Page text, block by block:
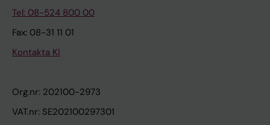
Tel: 08-524 800 00
Fax: 08-31 11 01
Kontakta KI
Org.nr: 202100-2973
VAT.nr: SE202100297301